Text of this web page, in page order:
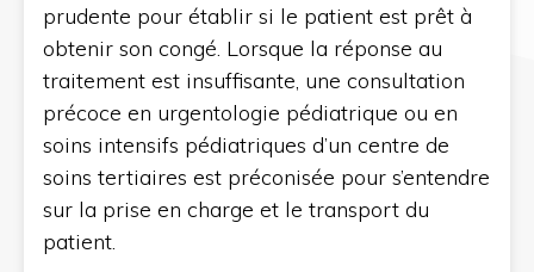
prudente pour établir si le patient est prêt à
obtenir son congé. Lorsque la réponse au
traitement est insuffisante, une consultation
précoce en urgentologie pédiatrique ou en
soins intensifs pédiatriques d’un centre de
soins tertiaires est préconisée pour s’entendre
sur la prise en charge et le transport du
patient.